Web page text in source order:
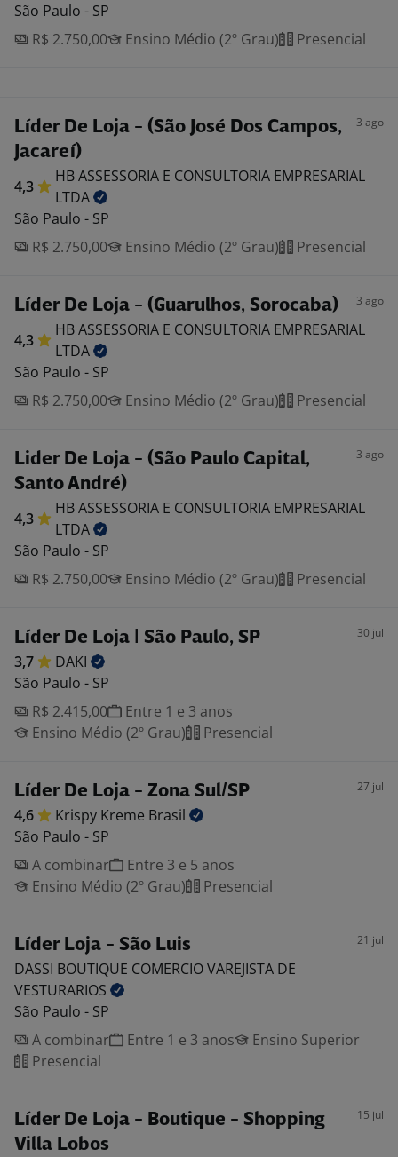
São Paulo - SP
R$ 2.750,00
Ensino Médio (2º Grau) Presencial
Líder De Loja - (São José Dos Campos,
Jacareí)
3 ago
4,3
HB ASSESSORIA E CONSULTORIA EMPRESARIAL
LTDA
São Paulo - SP
R$ 2.750,00
Ensino Médio (2º Grau) Presencial
Líder De Loja - (Guarulhos, Sorocaba) 3 ago
4,3
HB ASSESSORIA E CONSULTORIA EMPRESARIAL
LTDA
São Paulo - SP
R$ 2.750,00
Ensino Médio (2º Grau) Presencial
Lider De Loja - (São Paulo Capital,
Santo André)
3 ago
4,3
HB ASSESSORIA E CONSULTORIA EMPRESARIAL
LTDA
São Paulo - SP
R$ 2.750,00
Ensino Médio (2º Grau) Presencial
Líder De Loja | São Paulo, SP 30 jul
3,7
DAKI
São Paulo - SP
R$ 2.415,00
Entre 1 e 3 anos
Ensino Médio (2º Grau)
Presencial
Líder De Loja - Zona Sul/SP 27 jul
4,6 Krispy Kreme Brasil
São Paulo - SP
A combinar
Entre 3 e 5 anos
Ensino Médio (2º Grau)
Presencial
Líder Loja - São Luis 21 jul
DASSI BOUTIQUE COMERCIO VAREJISTA DE
VESTURARIOS
São Paulo - SP
A combinar
Entre 1 e 3 anos
Ensino Superior
Presencial
Líder De Loja - Boutique - Shopping
Villa Lobos
15 jul